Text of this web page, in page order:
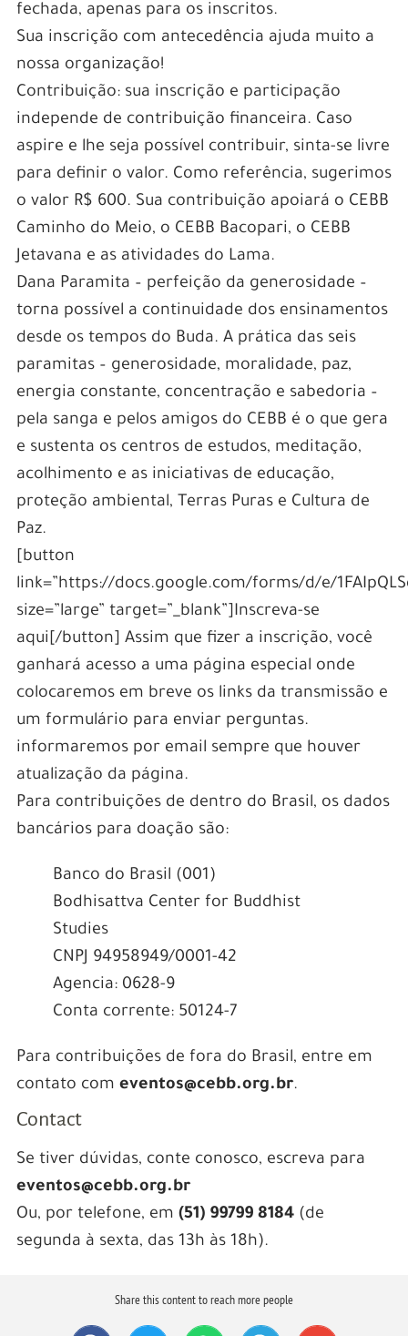
fechada, apenas para os inscritos.
Sua inscrição com antecedência ajuda muito a
nossa organização!
Contribuição: sua inscrição e participação
independe de contribuição financeira. Caso
aspire e lhe seja possível contribuir, sinta-se livre
para definir o valor. Como referência, sugerimos
o valor R$ 600. Sua contribuição apoiará o CEBB
Caminho do Meio, o CEBB Bacopari, o CEBB
Jetavana e as atividades do Lama.
Dana Paramita – perfeição da generosidade –
torna possível a continuidade dos ensinamentos
desde os tempos do Buda. A prática das seis
paramitas – generosidade, moralidade, paz,
energia constante, concentração e sabedoria –
pela sanga e pelos amigos do CEBB é o que gera
e sustenta os centros de estudos, meditação,
acolhimento e as iniciativas de educação,
proteção ambiental, Terras Puras e Cultura de
Paz.
[button
link=”https://docs.google.com/forms/d/e/
size=”large” target=”_blank”]Inscreva-se
aqui[/button] Assim que fizer a inscrição, você
ganhará acesso a uma página especial onde
colocaremos em breve os links da transmissão e
um formulário para enviar perguntas.
informaremos por email sempre que houver
atualização da página.
Para contribuições de dentro do Brasil, os dados
bancários para doação são:
Banco do Brasil (001)
Bodhisattva Center for Buddhist
Studies
CNPJ 94958949/0001-42
Agencia: 0628-9
Conta corrente: 50124-7
Para contribuições de fora do Brasil, entre em
contato com eventos@cebb.org.br.
Contact
Se tiver dúvidas, conte conosco, escreva para
eventos@cebb.org.br
Ou, por telefone, em (51) 99799 8184(de
segunda à sexta, das 13h às 18h).
Share this content to reach more people